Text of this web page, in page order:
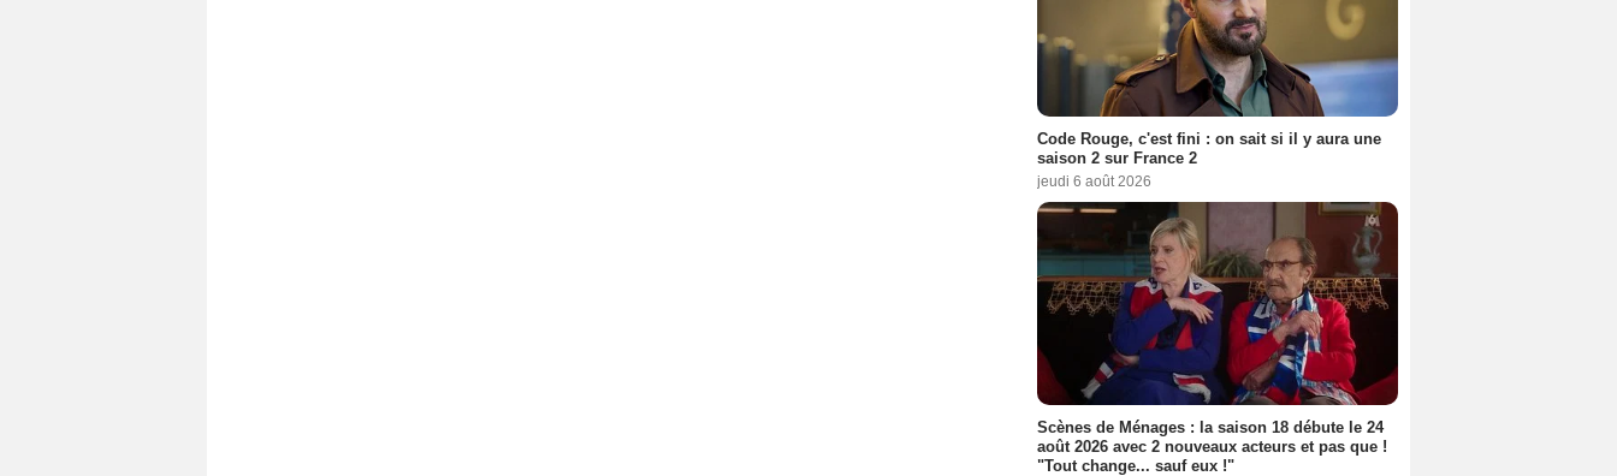
Code Rouge, c'est fini : on sait si il y aura une
saison 2 sur France 2
jeudi 6 août 2026
Scènes de Ménages : la saison 18 débute le 24
août 2026 avec 2 nouveaux acteurs et pas que !
"Tout change... sauf eux !"